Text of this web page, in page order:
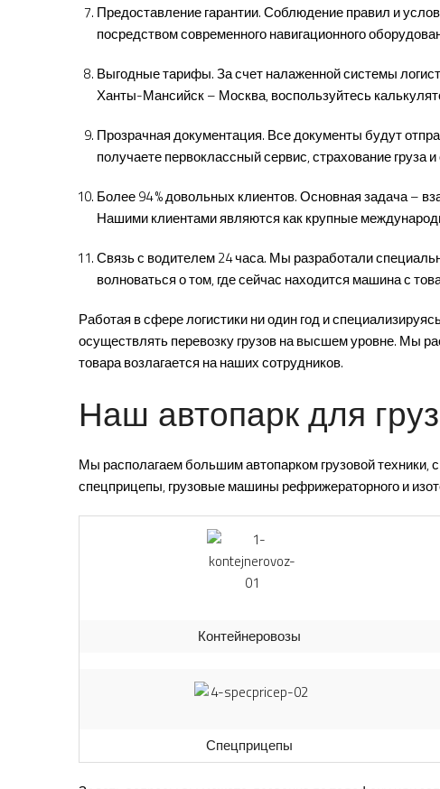
Предоставление гарантии. Соблюдение правил и
посредством современного навигационного
Выгодные тарифы. За счет налаженной системы
Ханты-Мансийск – Москва, воспользуйтесь
Прозрачная документация. Все документы будут
получаете первоклассный сервис, страхование
Более 94 % довольных клиентов. Основная задача –
Нашими клиентами являются как крупные
Связь с водителем 24 часа. Мы разработали
волноваться о том, где сейчас находится машина с
Работая в сфере логистики ни один год и
осуществлять перевозку грузов на высшем уровне. Мы
товара возлагается на наших сотрудников.
Наш автопарк для
Мы располагаем большим автопарком грузовой техники,
спецприцепы, грузовые машины рефрижераторного и
Контейнеровозы
Спецприцепы